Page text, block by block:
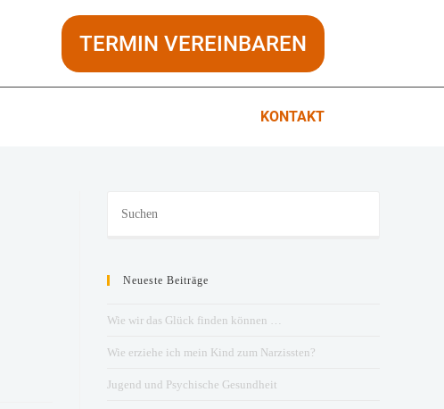
TERMIN VEREINBAREN
KONTAKT
Neueste Beiträge
Wie wir das Glück finden können …
Wie erziehe ich mein Kind zum Narzissten?
Jugend und Psychische Gesundheit